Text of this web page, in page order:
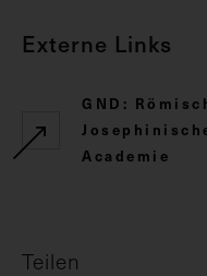
Externe Links
GND:
Academie
Teilen